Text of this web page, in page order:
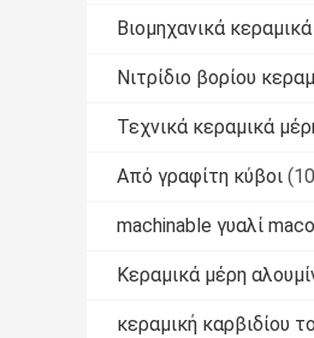
Βιομηχανικά
Νιτρίδιο βορίου
Τεχνικά κεραμικά
Από γραφίτη κύβοι
machinable γυαλί
Κεραμικά μέρη
κεραμική καρβιδίου